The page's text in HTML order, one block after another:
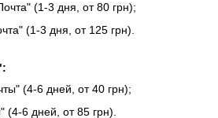
(1-3 дня, от 80 грн);
(1-3 дня, от 125 грн).
(4-6 дней, от 40 грн);
(4-6 дней, от 85 грн).